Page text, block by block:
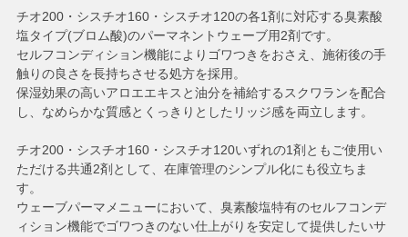
チオ200・シスチオ160・シスチオ120の各1剤に対応する臭素酸
塩タイプ(ブロム酸)のパーマネントウェーブ用2剤です。
セルフコンディション機能によりゴワつきをおさえ、施術後の手
触りの良さを長持ちさせる処方を採用。
保湿効果の高いアロエエキスと油分を補給するスクワランを配合
し、なめらかな質感とくっきりとしたリッジ感を両立します。
チオ200・シスチオ160・シスチオ120いずれの1剤ともご使用い
ただける共通2剤として、在庫管理のシンプル化にも役立ちま
す。
ウェーブパーマメニューにおいて、臭素酸塩特有のセルフコンデ
ィション機能でゴワつきのない仕上がりを安定して提供したいサ